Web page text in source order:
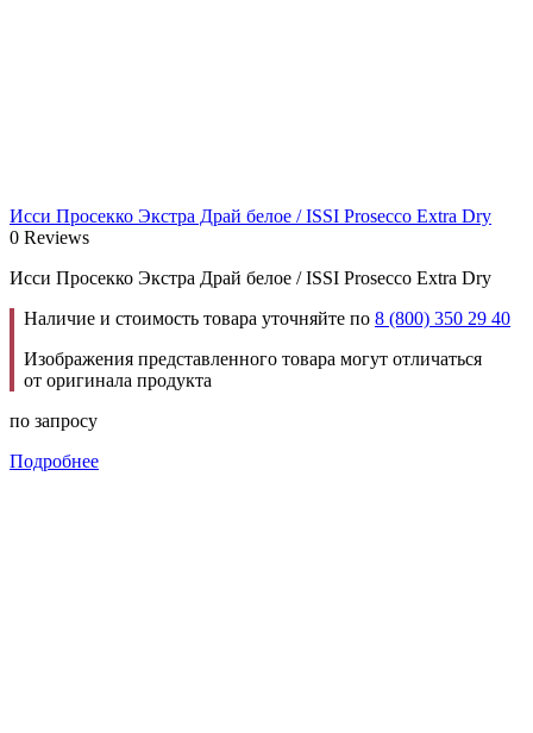
Исси Просекко Экстра Драй белое / ISSI Prosecco Extra Dry
0 Reviews
Исси Просекко Экстра Драй белое / ISSI Prosecco Extra Dry
Наличие и стоимость товара уточняйте по 8 (800) 350 29 40
Изображения представленного товара могут отличаться
от оригинала продукта
по запросу
Подробнее